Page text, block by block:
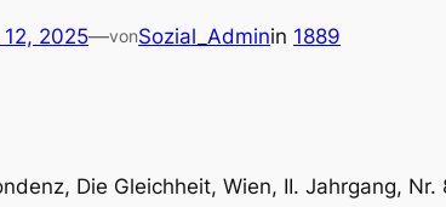
2025—vonSozial_Adminin 1889
Die Gleichheit, Wien, II. Jahrgang, Nr.